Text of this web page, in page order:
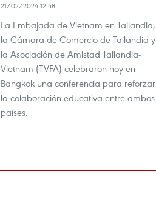
21/02/2024 12:48
La Embajada de Vietnam en Tailandia,
la Cámara de Comercio de Tailandia y
la Asociación de Amistad Tailandia-
Vietnam (TVFA) celebraron hoy en
Bangkok una conferencia para reforzar
la colaboración educativa entre ambos
países.